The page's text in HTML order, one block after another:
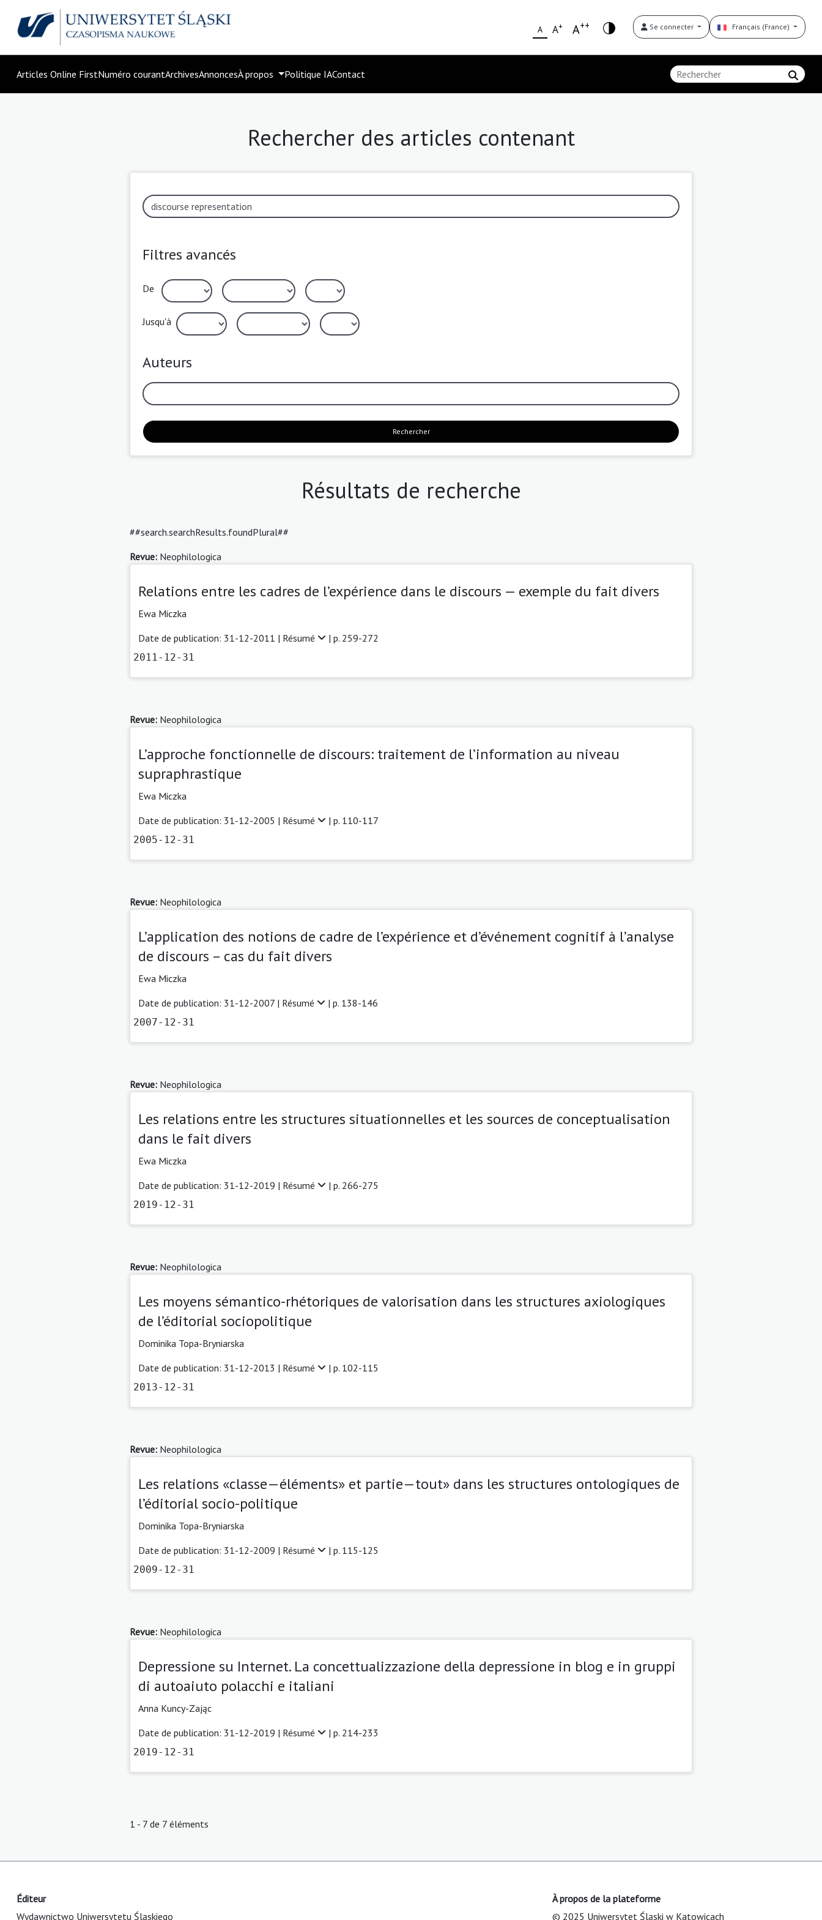
A A+ A++ Se connecter Français (France)
Articles Online FirstNuméro courantArchivesAnnoncesÀ propos Politique IAContact
Rechercher des articles contenant
Filtres avancés
De
Jusqu'à
Auteurs
Rechercher
Résultats de recherche
##search.searchResults.foundPlural##
Revue: Neophilologica
Relations entre les cadres de l’expérience dans le discours — exemple du fait divers
Ewa Miczka
Date de publication: 31-12-2011 | Résumé | p. 259-272
2011-12-31
Revue: Neophilologica
L’approche fonctionnelle de discours: traitement de l’information au niveau
supraphrastique
Ewa Miczka
Date de publication: 31-12-2005 | Résumé | p. 110-117
2005-12-31
Revue: Neophilologica
L’application des notions de cadre de l’expérience et d’événement cognitif à l’analyse
de discours – cas du fait divers
Ewa Miczka
Date de publication: 31-12-2007 | Résumé | p. 138-146
2007-12-31
Revue: Neophilologica
Les relations entre les structures situationnelles et les sources de conceptualisation
dans le fait divers
Ewa Miczka
Date de publication: 31-12-2019 | Résumé | p. 266-275
2019-12-31
Revue: Neophilologica
Les moyens sémantico-rhétoriques de valorisation dans les structures axiologiques
de l’éditorial sociopolitique
Dominika Topa-Bryniarska
Date de publication: 31-12-2013 | Résumé | p. 102-115
2013-12-31
Revue: Neophilologica
Les relations «classe—éléments» et partie—tout» dans les structures ontologiques de
l’éditorial socio-politique
Dominika Topa-Bryniarska
Date de publication: 31-12-2009 | Résumé | p. 115-125
2009-12-31
Revue: Neophilologica
Depressione su Internet. La concettualizzazione della depressione in blog e in gruppi
di autoaiuto polacchi e italiani
Anna Kuncy-Zając
Date de publication: 31-12-2019 | Résumé | p. 214-233
2019-12-31
1 - 7 de 7 éléments
Éditeur
Wydawnictwo Uniwersytetu Śląskiego
À propos de la plateforme
© 2025 Uniwersytet Śląski w Katowicach